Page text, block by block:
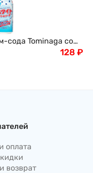
сода Tominaga со
йогурта, Япония,
128 ₽
оплата
возврат